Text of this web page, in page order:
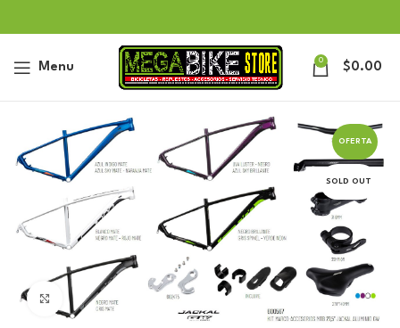
Menu 0 $0.00
OFERTA
SOLD OUT
Click to enlarge